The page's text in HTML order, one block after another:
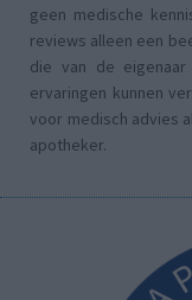
geen medische
reviews alleen een
die van de
ervaringen kunnen
voor medisch advies
apotheker.